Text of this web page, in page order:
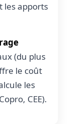
les apports
(du plus
le coût
les
CEE).